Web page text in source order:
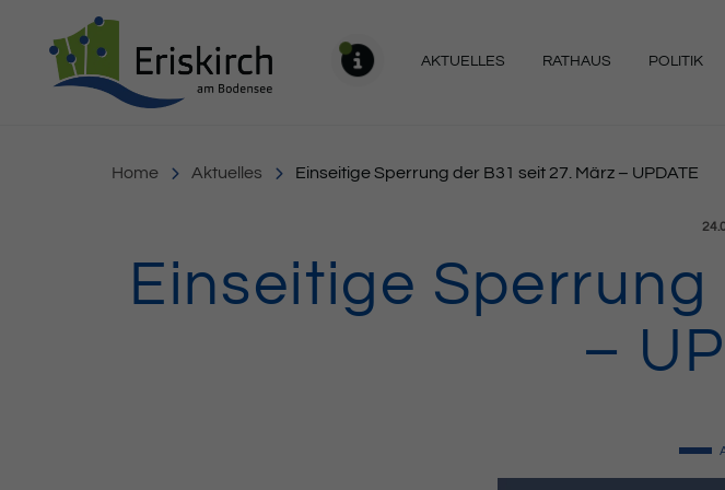
AKTUELLES RATHAUS POLITIK
Home Aktuelles Einseitige Sperrung der B31 seit 27. März – UPDATE
Einseitige
–